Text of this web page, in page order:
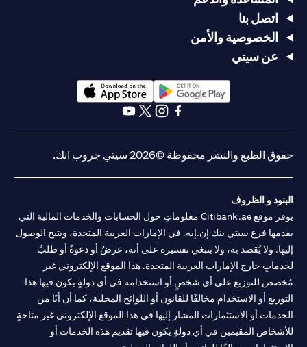
اتصل بنا
الخصوصية والأمن
عن سيتي
(opens in a new tab)
حقوق الطبع والنشر محفوظة ©2026 سيتي جروب انك.
البنود و الظروف
يوفر موقع Citibank.ae معلوماتٍ حول الحسابات والخدمات المالية التي
يقدمها فرع سيتي بنك إن.إيه. في الإمارات العربية المتحدة، ويتيح الوصول
إليها. ولا يُقصد به، ولا ينبغي تفسيره على أنه، عرضٌ أو دعوةٌ أو طلبٌ
لخدماتٍ خارج الإمارات العربية المتحدة. هذا الموقع الإلكتروني غير
مُخصص للتوزيع على أي شخصٍ أو استخدامه في أي دولةٍ يكون فيها هذا
التوزيع أو الاستخدام مخالفًا للقانون أو اللوائح المحلية، كما أن أيًا من
الخدمات أو الاستثمارات المشار إليها في هذا الموقع الإلكتروني غير متاحةٍ
للأشخاص المقيمين في أي دولةٍ يكون فيها تقديم هذه الخدمات أو